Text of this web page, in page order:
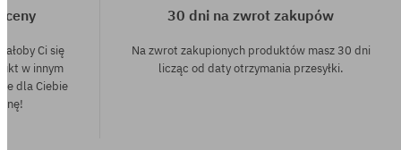
ceny
Ci się
w innym
dla Ciebie
30 dni na zwrot zakupów
Na zwrot zakupionych produktów masz 30 dni
licząc od daty otrzymania przesyłki.